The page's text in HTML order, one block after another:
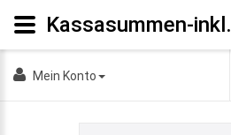
Mein Konto